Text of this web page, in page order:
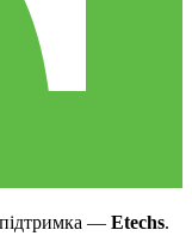
підтримка — Etechs.